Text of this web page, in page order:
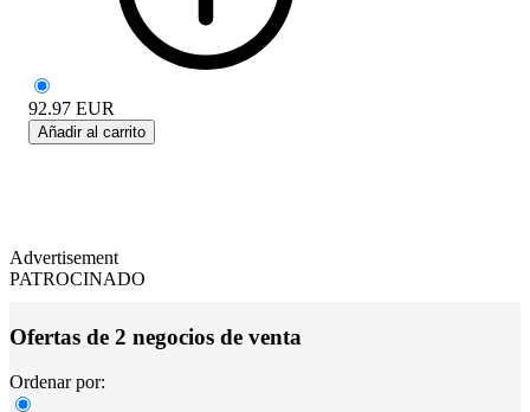
92.97 EUR
Añadir al carrito
Advertisement
PATROCINADO
Ofertas de 2 negocios de venta
Ordenar por: